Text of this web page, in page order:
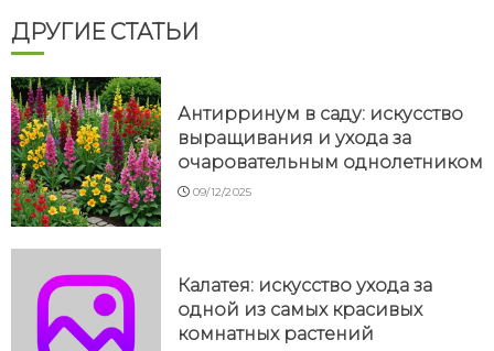
ДРУГИЕ СТАТЬИ
Антирринум в саду: искусство
выращивания и ухода за
очаровательным однолетником
09/12/2025
Калатея: искусство ухода за
одной из самых красивых
комнатных растений